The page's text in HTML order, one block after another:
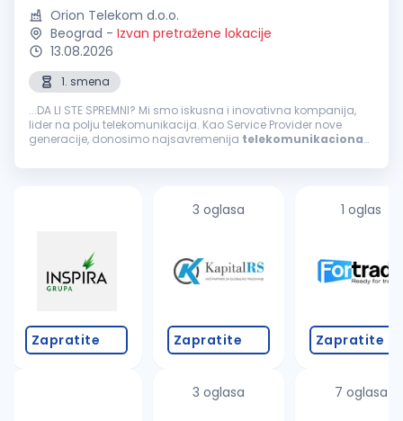
Orion Telekom d.o.o.
Beograd - Izvan pretražene lokacije
13.08.2026
1. smena
...DA LI STE SPREMNI? Mi smo iskusna i inovativna kompanija,
lider na polju telekomunikacija. Kao Service Provider nove
generacije, donosimo najsavremenija telekomunikaciona
timu nas ima...
Zapratite
3 oglasa
Zapratite
3 oglasa
1 oglas
Zapratite
7 oglasa